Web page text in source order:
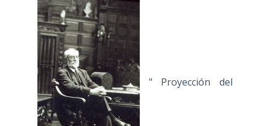
" Proyección del